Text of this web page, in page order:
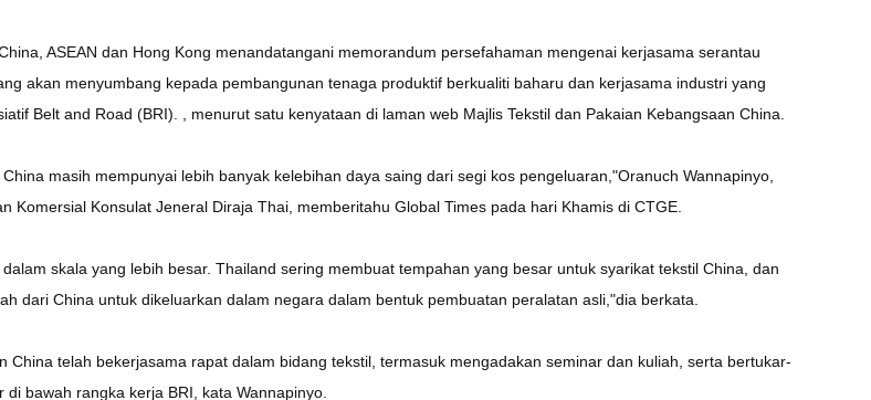
ASEAN dan Hong Kong menandatangani memorandum persefahaman mengenai kerjasama serantau
akan menyumbang kepada pembangunan tenaga produktif berkualiti baharu dan kerjasama industri yang
Belt and Road (BRI). , menurut satu kenyataan di laman web Majlis Tekstil dan Pakaian Kebangsaan China.
masih mempunyai lebih banyak kelebihan daya saing dari segi kos pengeluaran,"Oranuch Wannapinyo,
Komersial Konsulat Jeneral Diraja Thai, memberitahu Global Times pada hari Khamis di CTGE.
skala yang lebih besar. Thailand sering membuat tempahan yang besar untuk syarikat tekstil China, dan
dari China untuk dikeluarkan dalam negara dalam bentuk pembuatan peralatan asli,"dia berkata.
China telah bekerjasama rapat dalam bidang tekstil, termasuk mengadakan seminar dan kuliah, serta bertukar-
bawah rangka kerja BRI, kata Wannapinyo.